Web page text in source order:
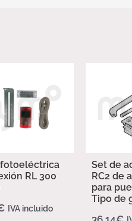
RL 300
IVA incluido
Set de
RC2 de
para
Tipo de